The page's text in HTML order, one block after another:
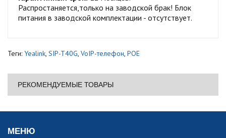
Распростаняется,только на заводской брак! Блок
питания в заводской комплектации - отсутствует.
Теги: Yealink, SIP-T40G, VoIP-телефон, POE
РЕКОМЕНДУЕМЫЕ ТОВАРЫ
МЕНЮ